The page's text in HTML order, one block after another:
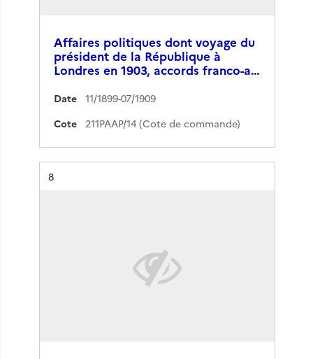
Affaires politiques dont voyage du
président de la République à
Londres en 1903, accords franco-a…
Date
11/1899-07/1909
Cote
211PAAP/14 (Cote de commande)
Résultat n°
8